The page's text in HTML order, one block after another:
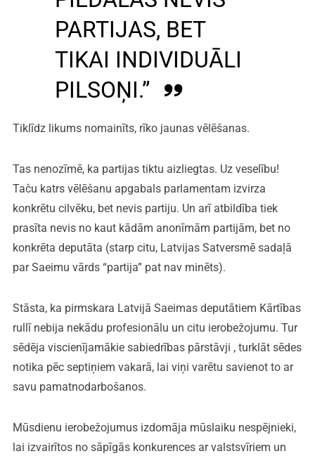
PARTIJAS, BET
TIKAI INDIVIDUĀLI
PILSOŅI.”
Tiklīdz likums nomainīts, rīko jaunas vēlēšanas.
Tas nenozīmē, ka partijas tiktu aizliegtas. Uz veselību!
Taču katrs vēlēšanu apgabals parlamentam izvirza
konkrētu cilvēku, bet nevis partiju. Un arī atbildība tiek
prasīta nevis no kaut kādām anonīmām partijām, bet no
konkrēta deputāta (starp citu, Latvijas Satversmē sadaļā
par Saeimu vārds “partija” pat nav minēts).
Stāsta, ka pirmskara Latvijā Saeimas deputātiem Kārtības
rullī nebija nekādu profesionālu un citu ierobežojumu. Tur
sēdēja viscienījamākie sabiedrības pārstāvji , turklāt sēdes
notika pēc septiņiem vakarā, lai viņi varētu savienot to ar
savu pamatnodarbošanos.
Mūsdienu ierobežojumus izdomāja mūslaiku nespējnieki,
lai izvairītos no sāpīgās konkurences ar valstsvīriem un